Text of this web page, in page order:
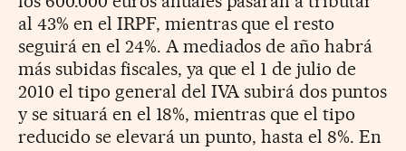
al 43% en el IRPF, mientras que el resto
seguirá en el 24%. A mediados de año habrá
más subidas fiscales, ya que el 1 de julio de
2010 el tipo general del IVA subirá dos puntos
y se situará en el 18%, mientras que el tipo
reducido se elevará un punto, hasta el 8%. En